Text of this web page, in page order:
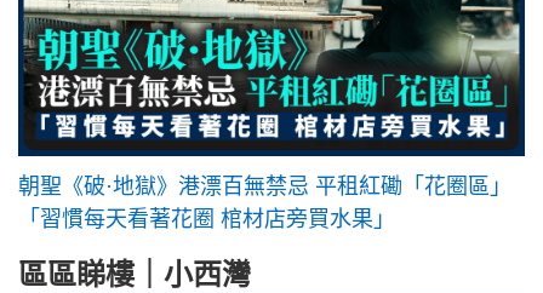
朝聖《破·地獄》港漂百無禁忌 平租紅磡「花圈區」
「習慣每天看著花圈 棺材店旁買水果」
區區睇樓｜小西灣